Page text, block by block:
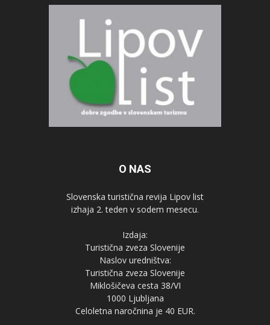
O NAS
Slovenska turistična revija Lipov list
izhaja 2. teden v sodem mesecu.
Izdaja:
Turistična zveza Slovenije
Naslov uredništva:
Turistična zveza Slovenije
Miklošičeva cesta 38/VI
1000 Ljubljana
Celoletna naročnina je 40 EUR.